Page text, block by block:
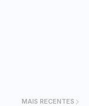
MAIS RECENTES